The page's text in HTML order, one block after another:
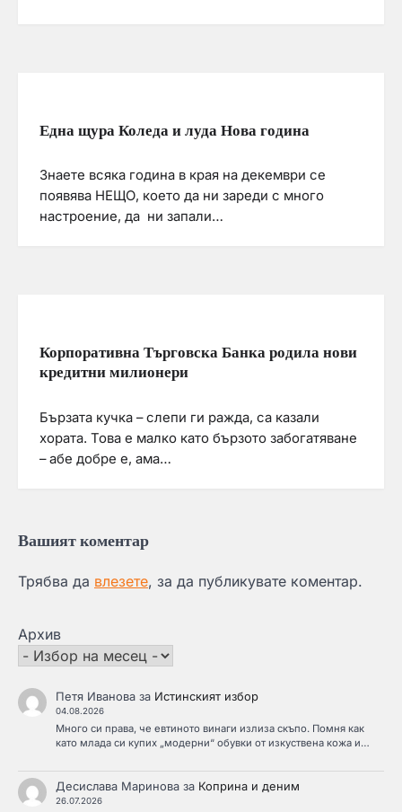
Една щура Коледа и луда Нова година
Знаете всяка година в края на декември се
появява НЕЩО, което да ни зареди с много
настроение, да ни запали…
Корпоративна Търговска Банка родила нови
кредитни милионери
Бързата кучка – слепи ги ражда, са казали
хората. Това е малко като бързото забогатяване
– абе добре е, ама…
Вашият коментар
Трябва да влезете, за да публикувате коментар.
Архив
Петя Ивановаза Истинският избор
04.08.2026
Много си права, че евтиното винаги излиза скъпо. Помня как
като млада си купих „модерни“ обувки от изкуствена кожа и…
Десислава Мариноваза Коприна и деним
26.07.2026